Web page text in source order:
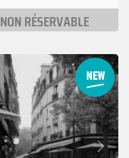
NON RÉSERVABLE
Suivant